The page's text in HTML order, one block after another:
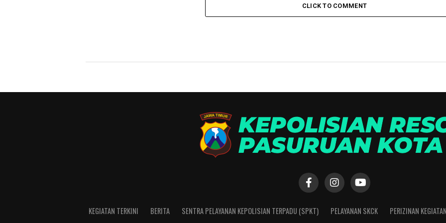
CLICK TO COMMENT
KEGIATAN TERKINI BERITA SENTRA PELAYANAN KEPOLISIAN TERPADU (SPKT) PELAYANAN SKCK PERIZINAN KEGIATAN